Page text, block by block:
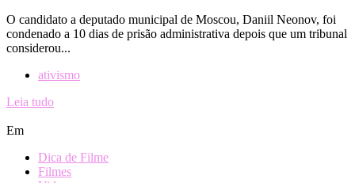
O candidato a deputado municipal de Moscou, Daniil Neonov, foi
condenado a 10 dias de prisão administrativa depois que um tribunal
considerou...
ativismo
Leia tudo
Em
Dica de Filme
Filmes